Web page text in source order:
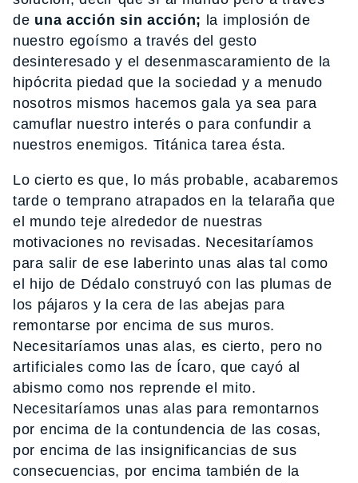
de una acción sin acción; la implosión de
nuestro egoísmo a través del gesto
desinteresado y el desenmascaramiento de la
hipócrita piedad que la sociedad y a menudo
nosotros mismos hacemos gala ya sea para
camuflar nuestro interés o para confundir a
nuestros enemigos. Titánica tarea ésta.
Lo cierto es que, lo más probable, acabaremos
tarde o temprano atrapados en la telaraña que
el mundo teje alrededor de nuestras
motivaciones no revisadas. Necesitaríamos
para salir de ese laberinto unas alas tal como
el hijo de Dédalo construyó con las plumas de
los pájaros y la cera de las abejas para
remontarse por encima de sus muros.
Necesitaríamos unas alas, es cierto, pero no
artificiales como las de Ícaro, que cayó al
abismo como nos reprende el mito.
Necesitaríamos unas alas para remontarnos
por encima de la contundencia de las cosas,
por encima de las insignificancias de sus
consecuencias, por encima también de la